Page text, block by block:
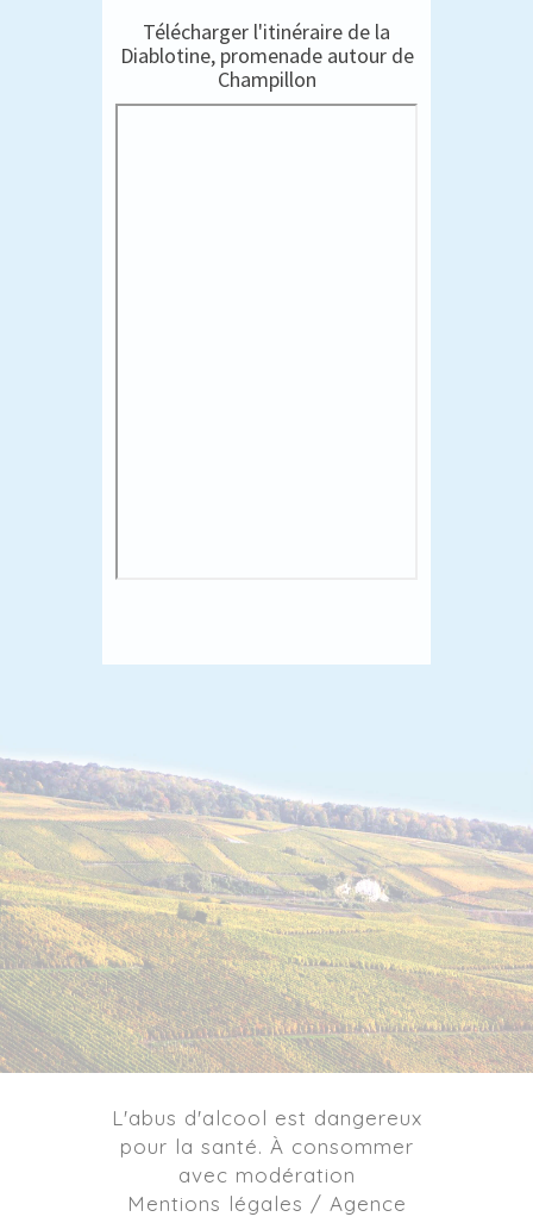
Télécharger l'itinéraire de la
Diablotine, promenade autour de
Champillon
L'abus d'alcool est dangereux
pour la santé. À consommer
avec modération
Mentions légales / Agence